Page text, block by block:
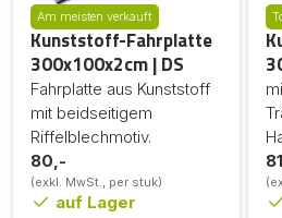
Am meisten verkauft
Kunststoff-Fahrplatte
300x100x2cm | DS
Fahrplatte aus Kunststoff
mit beidseitigem
Riffelblechmotiv.
80,-
(exkl. MwSt., per stuk)
auf Lager